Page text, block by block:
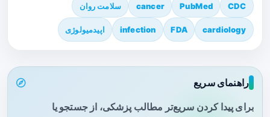
CDC
PubMed
cancer سلامت روان
cardiology
FDA
infection اپیدمیولوژی
راهنمای سریع
برای پیدا کردن سریع‌تر مطالب پزشکی، از جستجو یا